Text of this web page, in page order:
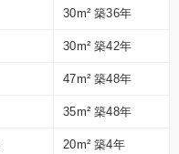
30m² 築36年
30m² 築42年
47m² 築48年
35m² 築48年
20m² 築4年